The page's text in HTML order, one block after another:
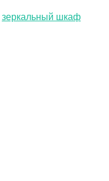
зеркальный шкаф